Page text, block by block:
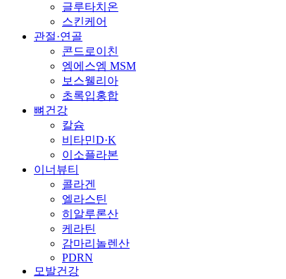
글루타치온
스킨케어
관절·연골
콘드로이친
엠에스엠 MSM
보스웰리아
초록입홍합
뼈건강
칼슘
비타민D·K
이소플라본
이너뷰티
콜라겐
엘라스틴
히알루론산
케라틴
감마리놀렌산
PDRN
모발건강